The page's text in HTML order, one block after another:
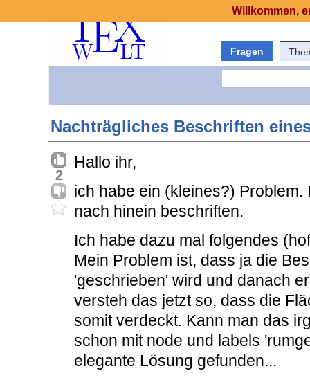
Fragen
Nachträgliches Beschriften
2
Hallo ihr,
ich habe ein (kleines?)
nach hinein beschriften.
Ich habe dazu mal folgendes
Mein Problem ist, dass ja die
'geschrieben' wird und danach
versteh das jetzt so, dass die
somit verdeckt. Kann man das
schon mit node und labels
elegante Lösung gefunden...
Willkommen,